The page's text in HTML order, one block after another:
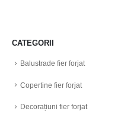
CATEGORII
Balustrade fier forjat
Copertine fier forjat
Decorațiuni fier forjat